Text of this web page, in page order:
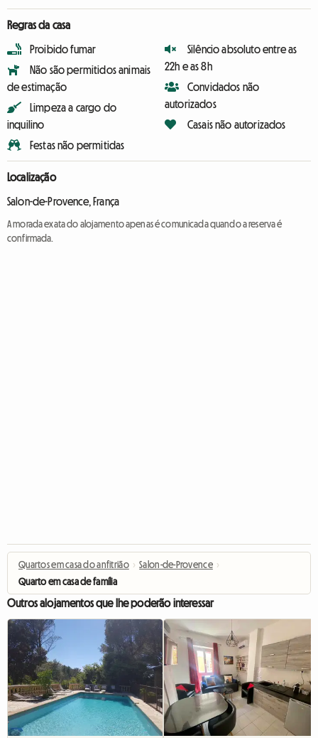
Regras da casa
Proibido fumar
Não são permitidos animais
de estimação
Limpeza a cargo do
inquilino
Festas não permitidas
Silêncio absoluto entre as
22h e as 8h
Convidados não
autorizados
Casais não autorizados
Localização
Salon-de-Provence, França
A morada exata do alojamento apenas é comunicada quando a reserva é
confirmada.
Quartos em casa do anfitrião › Salon-de-Provence ›
Quarto em casa de família
Outros alojamentos que lhe poderão interessar